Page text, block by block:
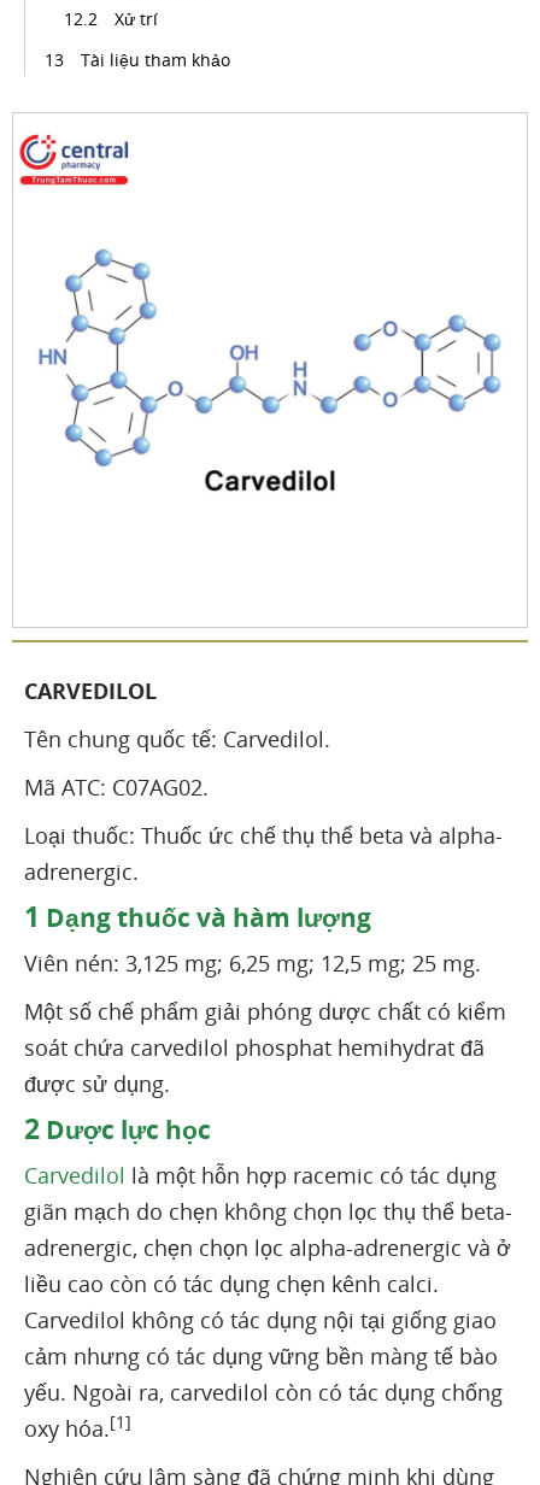
Xử trí
Tài liệu tham khảo
CARVEDILOL
Tên chung quốc tế: Carvedilol.
Mã ATC: C07AG02.
Loại thuốc: Thuốc ức chế thụ thể beta và alpha-
adrenergic.
1 Dạng thuốc và hàm lượng
Viên nén: 3,125 mg; 6,25 mg; 12,5 mg; 25 mg.
Một số chế phẩm giải phóng dược chất có kiểm
soát chứa carvedilol phosphat hemihydrat đã
được sử dụng.
2 Dược lực học
Carvedilol là một hỗn hợp racemic có tác dụng
giãn mạch do chẹn không chọn lọc thụ thể beta-
adrenergic, chẹn chọn lọc alpha-adrenergic và ở
liều cao còn có tác dụng chẹn kênh calci.
Carvedilol không có tác dụng nội tại giống giao
cảm nhưng có tác dụng vững bền màng tế bào
yếu. Ngoài ra, carvedilol còn có tác dụng chống
oxy hóa.[1]
Nghiên cứu lâm sàng đã chứng minh khi dùng